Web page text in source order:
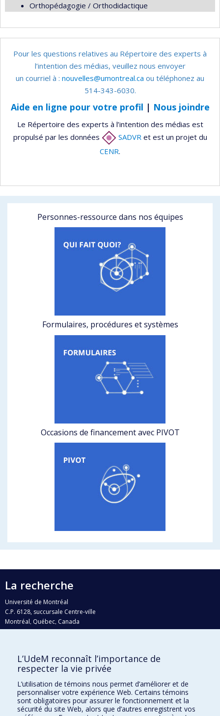
Orthopédagogie / Orthodidactique
Pour les questions relatives au Répertoire des experts à
l’intention des médias, veuillez nous envoyer
un courriel à : nouvelles@umontreal.ca ou téléphonez au
514-343-6030.
Aide en ligne pour votre profil | Nous joindre
Le Répertoire des experts à l’intention des médias est
propulsé par les données
SADVR et est un projet du
CENR.
Personnes-ressource dans nos équipes
Formulaires, procédures et systèmes
Occasions de financement avec PIVOT
La recherche
Université de Montréal
C.P. 6128, succursale Centre-ville
Montréal, Québec, Canada
H3C 3J7
Qui fait quoi?
Nous trouver
Plan du site
L’UdeM reconnaît l’importance de
respecter la vie privée
L’utilisation de témoins nous permet d’améliorer et de
personnaliser votre expérience Web. Certains témoins
sont obligatoires pour assurer le fonctionnement et la
sécurité du site Web, alors que d’autres enregistrent vos